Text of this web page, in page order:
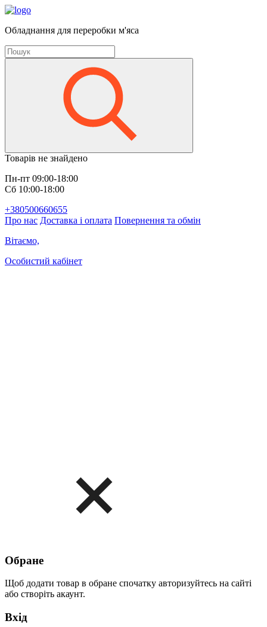
Обладнання для переробки м'яса
Товарів не знайдено
Пн-пт 09:00-18:00
Сб 10:00-18:00
+380500660655
Про нас Доставка і оплата Повернення та обмін
Вітаємо,
Особистий кабінет
Обране
Щоб додати товар в обране спочатку авторизуйтесь на сайті
або створіть акаунт.
Вхід